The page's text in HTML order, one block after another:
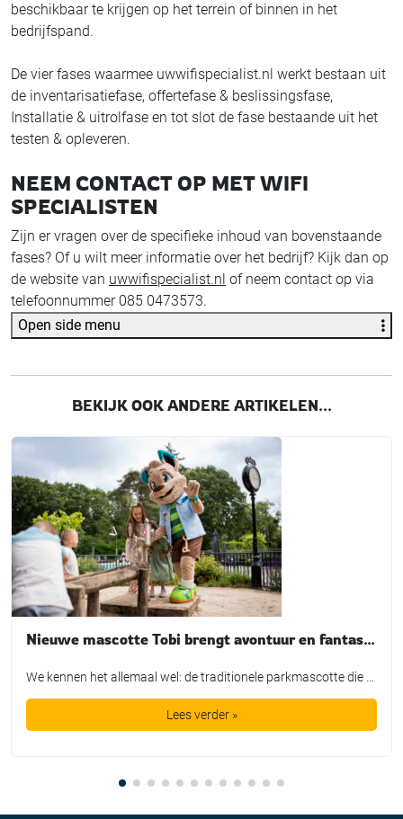
beschikbaar te krijgen op het terrein of binnen in het
bedrijfspand.
De vier fases waarmee uwwifispecialist.nl werkt bestaan uit
de inventarisatiefase, offertefase & beslissingsfase,
Installatie & uitrolfase en tot slot de fase bestaande uit het
testen & opleveren.
NEEM CONTACT OP MET WIFI
SPECIALISTEN
Zijn er vragen over de specifieke inhoud van bovenstaande
fases? Of u wilt meer informatie over het bedrijf? Kijk dan op
de website van uwwifispecialist.nl of neem contact op via
telefoonnummer 085 0473573.
Open side menu
BEKIJK OOK ANDERE ARTIKELEN...
Nieuwe mascotte Tobi brengt avontuur en fantasie tot leven bij TopParken
Lees verder »